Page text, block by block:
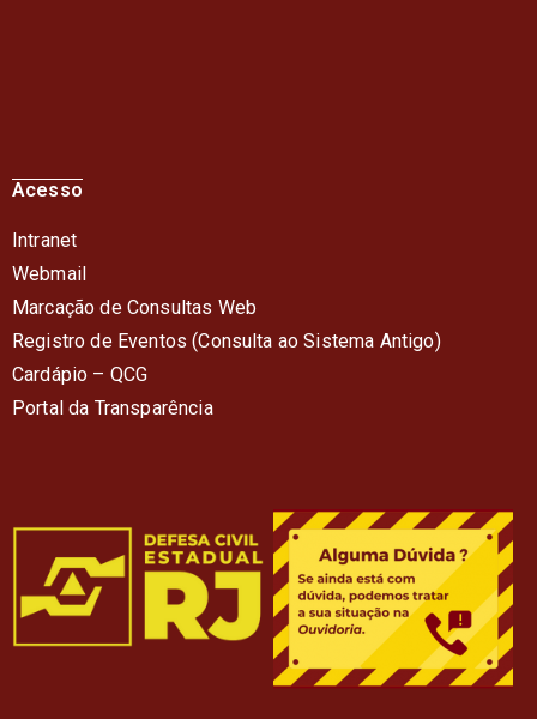
Acesso
Intranet
Webmail
Marcação de Consultas Web
Registro de Eventos (Consulta ao Sistema Antigo)
Cardápio – QCG
Portal da Transparência